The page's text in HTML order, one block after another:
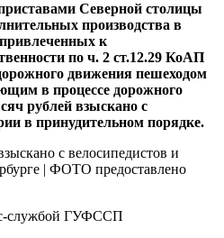
Северной столицы
производства в
к
по ч. 2 ст.12.29 КоАП
движения пешеходом
в процессе дорожного
рублей взыскано с
в принудительном порядке.
службой ГУФССП